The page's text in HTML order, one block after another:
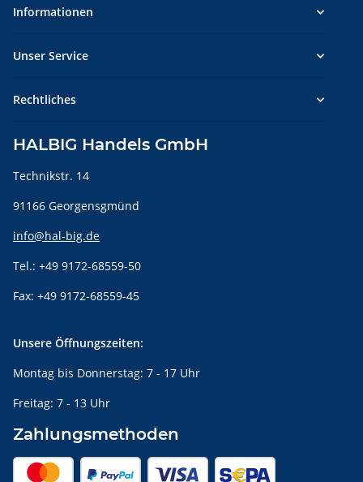
Informationen
Unser Service
Rechtliches
HALBIG Handels GmbH
Technikstr. 14
91166 Georgensgmünd
info@hal-big.de
Tel.: +49 9172-68559-50
Fax: +49 9172-68559-45
Unsere Öffnungszeiten:
Montag bis Donnerstag: 7 - 17 Uhr
Freitag: 7 - 13 Uhr
Zahlungsmethoden